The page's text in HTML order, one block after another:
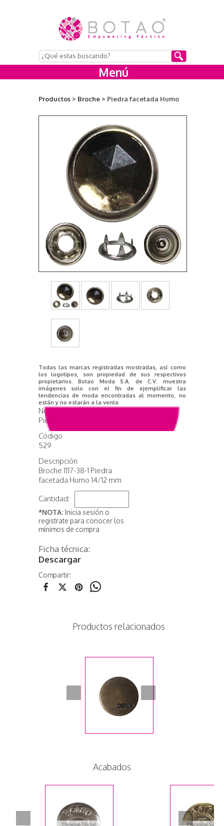
Menú
Productos > Broche > Piedra facetada Humo
Todas las marcas registradas mostradas, así como
los logotipos, son propiedad de sus respectivos
propietarios. Botao Moda S.A. de C.V. muestra
imágenes solo con el fin de ejemplificar las
tendencias de moda encontradas al momento, no
están y no estarán a la venta
Nombre del producto
Piedra facetada Humo
Código
529
Descripción
Broche 1117-38-1 Piedra
facetada Humo 14/12 mm
Cantidad:
*NOTA: Inicia sesión o
registrate para conocer los
mínimos de compra
Ficha técnica:
Descargar
Compartir:
Productos relacionados
Acabados